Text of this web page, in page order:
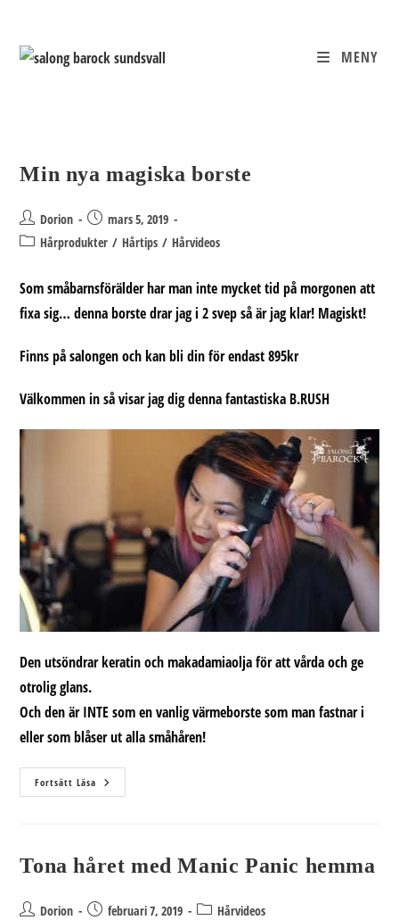
innehållet
MENY
Min nya magiska borste
Inläggsförfattare:
Dorion
Inlägget
publicerat:
mars 5, 2019
Inläggskategori:
Hårprodukter / Hårtips / Hårvideos
Som småbarnsförälder har man inte mycket tid på morgonen att
fixa sig… denna borste drar jag i 2 svep så är jag klar! Magiskt!
Finns på salongen och kan bli din för endast 895kr
Välkommen in så visar jag dig denna fantastiska B.RUSH
Den utsöndrar keratin och makadamiaolja för att vårda och ge
otrolig glans.
Och den är INTE som en vanlig värmeborste som man fastnar i
eller som blåser ut alla småhåren!
Fortsätt Läsa Min
Nya
Tona håret med Manic Panic hemma
Inläggsförfattare:
Dorion
Inläggetfebruari 7, 2019 Inläggskategori:
Hårvideos